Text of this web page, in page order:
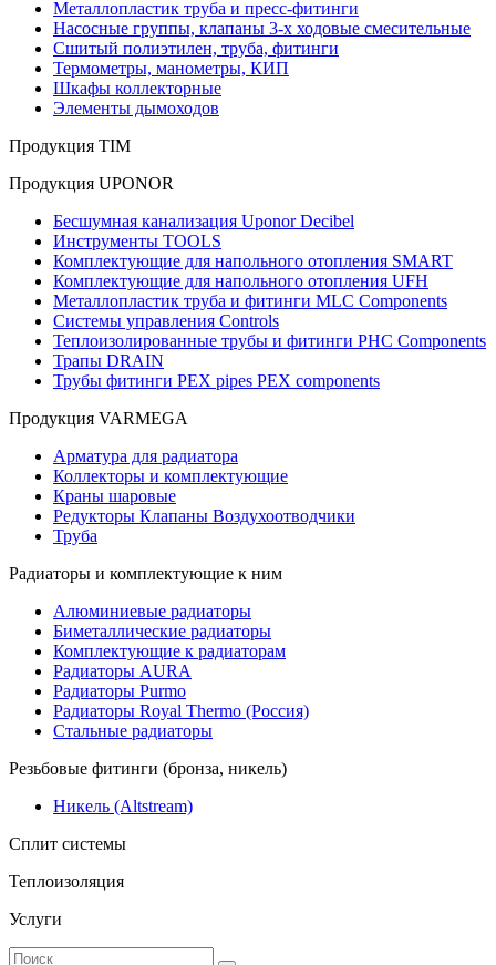
Металлопластик труба и пресс-фитинги
Насосные группы, клапаны 3-х ходовые смесительные
Сшитый полиэтилен, труба, фитинги
Термометры, манометры, КИП
Шкафы коллекторные
Элементы дымоходов
Продукция TIM
Продукция UPONOR
Бесшумная канализация Uponor Decibel
Инструменты TOOLS
Комплектующие для напольного отопления SMART
Комплектующие для напольного отопления UFH
Металлопластик труба и фитинги MLC Components
Системы управления Controls
Теплоизолированные трубы и фитинги PHC Components
Трапы DRAIN
Трубы фитинги PEX pipes PEX components
Продукция VARMEGA
Арматура для радиатора
Коллекторы и комплектующие
Краны шаровые
Редукторы Клапаны Воздухоотводчики
Труба
Радиаторы и комплектующие к ним
Алюминиевые радиаторы
Биметаллические радиаторы
Комплектующие к радиаторам
Радиаторы AURA
Радиаторы Purmo
Радиаторы Royal Thermo (Россия)
Стальные радиаторы
Резьбовые фитинги (бронза, никель)
Никель (Altstream)
Сплит системы
Теплоизоляция
Услуги